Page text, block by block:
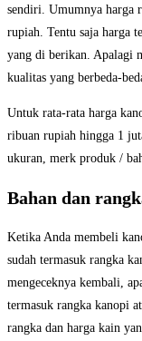
sendiri. Umumnya harga
rupiah. Tentu saja harga
yang di berikan. Apalagi
kualitas yang berbeda-
Untuk rata-rata harga
ribuan rupiah hingga 1
ukuran, merk produk /
Bahan dan
Ketika Anda membeli
sudah termasuk rangka
mengeceknya kembali,
termasuk rangka kanopi
rangka dan harga kain